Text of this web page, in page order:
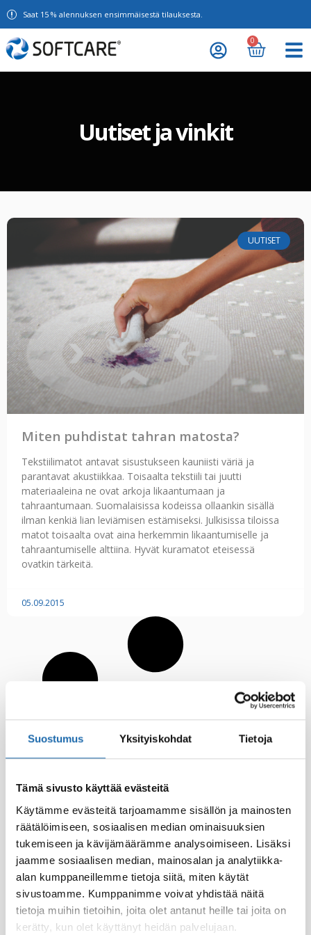
Suostumus Yksityiskohdat Tietoja
Tämä sivusto käyttää evästeitä
Käytämme evästeitä tarjoamamme sisällön ja mainosten
räätälöimiseen, sosiaalisen median ominaisuuksien
tukemiseen ja kävijämäärämme analysoimiseen. Lisäksi
jaamme sosiaalisen median, mainosalan ja analytiikka-
alan kumppaneillemme tietoja siitä, miten käytät
sivustoamme. Kumppanimme voivat yhdistää näitä
tietoja muihin tietoihin, joita olet antanut heille tai joita on
kerätty, kun olet käyttänyt heidän palvelujaan.
Saat 15 % alennuksen ensimmäisestä tilauksesta.
0
Uutiset ja vinkit
UUTISET
Miten puhdistat tahran matosta?
Tekstiilimatot antavat sisustukseen kauniisti väriä ja
parantavat akustiikkaa. Toisaalta tekstiili tai juutti
materiaaleina ne ovat arkoja likaantumaan ja
tahraantumaan. Suomalaisissa kodeissa ollaankin sisällä
ilman kenkiä lian leviämisen estämiseksi. Julkisissa tiloissa
matot toisaalta ovat aina herkemmin likaantumiselle ja
tahraantumiselle alttiina. Hyvät kuramatot eteisessä
ovatkin tärkeitä.
05.09.2015